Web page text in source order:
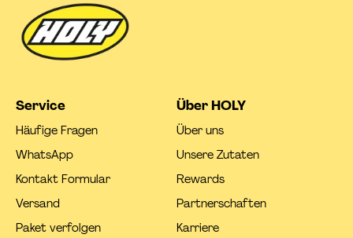
Service
Häufige Fragen
WhatsApp
Kontakt Formular
Versand
Paket verfolgen
Über HOLY
Über uns
Unsere Zutaten
Rewards
Partnerschaften
Karriere